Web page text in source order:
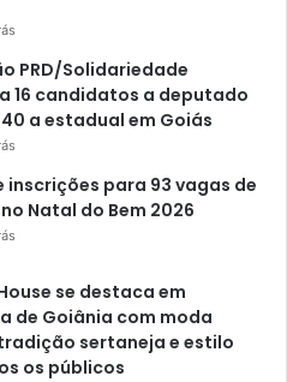
PRD/Solidariedade
16 candidatos a deputado
a estadual em Goiás
inscrições para 93 vagas de
Natal do Bem 2026
se destaca em
de Goiânia com moda
sertaneja e estilo
os públicos